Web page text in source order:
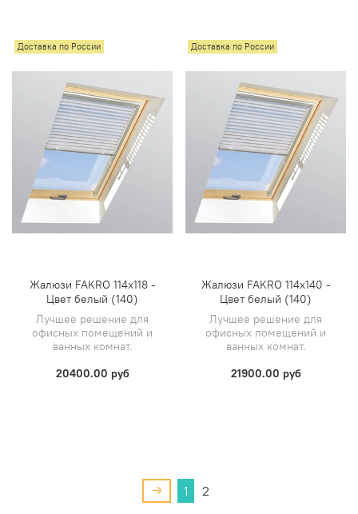
Доставка по России
Жалюзи FAKRO 114х118 -
Цвет белый (140)
Лучшее решение для
офисных помещений и
ванных комнат.
20400.00 руб
Доставка по России
Жалюзи FAKRO 114х140 -
Цвет белый (140)
Лучшее решение для
офисных помещений и
ванных комнат.
21900.00 руб
1 2